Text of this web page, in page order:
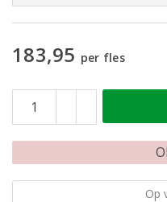
183,95 per fles
Op